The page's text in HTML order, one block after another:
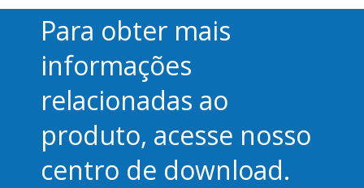
Para obter mais
informações
relacionadas ao
produto, acesse nosso
centro de download.